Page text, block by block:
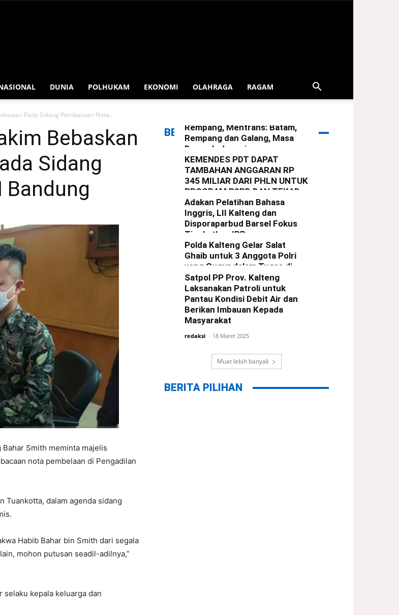
DUNIA POLHUKAM EKONOMI OLAHRAGA RAGAM
Pada Sidang Pembacaan Nota...
Bebaskan
Sidang
Bandung
Smith meminta majelis
nota pembelaan di Pengadilan
Tuankotta, dalam agenda sidang
Habib Bahar bin Smith dari segala
mohon putusan seadil-adilnya,”
selaku kepala keluarga dan
BERITA TERBARU
Rempang, Mentrans: Batam,
Rempang dan Galang, Masa
Depan Indonesia
redaksi - 29 Maret 2025
KEMENDES PDT DAPAT
TAMBAHAN ANGGARAN RP
345 MILIAR DARI PHLN UNTUK
PROGRAM P3PD DAN TEKAD
redaksi - 22 Maret 2025
Adakan Pelatihan Bahasa
Inggris, LII Kalteng dan
Disporaparbud Barsel Fokus
Tingkatkan IPP
redaksi - 21 Maret 2025
Polda Kalteng Gelar Salat
Ghaib untuk 3 Anggota Polri
yang Gugur dalam Tugas di
Way Kanan Lampung
redaksi - 19 Maret 2025
Satpol PP Prov. Kalteng
Laksanakan Patroli untuk
Pantau Kondisi Debit Air dan
Berikan Imbauan Kepada
Masyarakat
redaksi - 18 Maret 2025
Muat lebih banyak
BERITA PILIHAN